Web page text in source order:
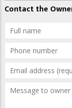
Contact the